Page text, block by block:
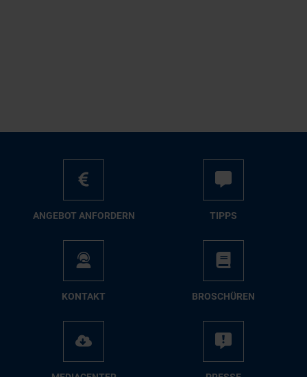
AN­GE­BOT AN­FOR­DERN TIPPS
KON­TAKT BRO­SCHÜ­REN